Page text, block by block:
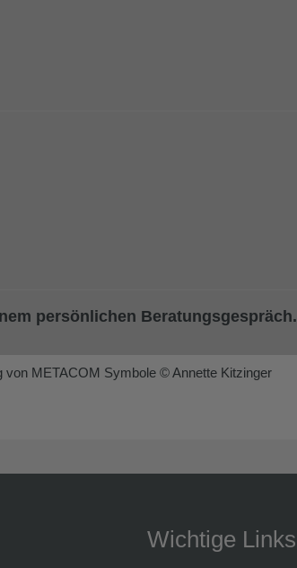
persönlichen Beratungsgespräch.
von METACOM Symbole © Annette Kitzinger
Wichtige Links